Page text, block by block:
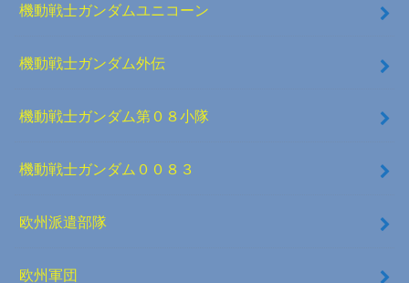
機動戦士ガンダムユニコーン
機動戦士ガンダム外伝
機動戦士ガンダム第０８小隊
機動戦士ガンダム００８３
欧州派遣部隊
欧州軍団